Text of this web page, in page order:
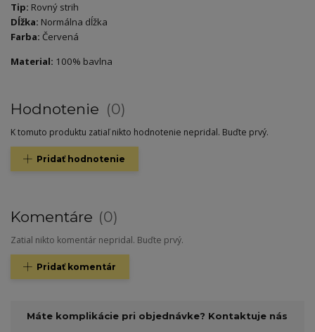
Tip: Rovný strih
Dĺžka: Normálna dĺžka
Farba: Červená
Material: 100% bavlna
Hodnotenie 0
K tomuto produktu zatiaľ nikto hodnotenie nepridal. Buďte prvý.
Pridať hodnotenie
Komentáre 0
Zatial nikto komentár nepridal. Buďte prvý.
Pridať komentár
Máte komplikácie pri objednávke? Kontaktuje nás